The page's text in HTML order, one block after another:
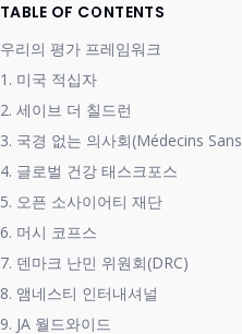
TABLE OF CONTENTS
우리의 평가 프레임워크
1. 미국 적십자
2. 세이브 더 칠드런
3. 국경 없는 의사회(Médecins
4. 글로벌 건강 태스크포스
5. 오픈 소사이어티 재단
6. 머시 코프스
7. 덴마크 난민 위원회(DRC)
8. 앰네스티 인터내셔널
9. JA 월드와이드